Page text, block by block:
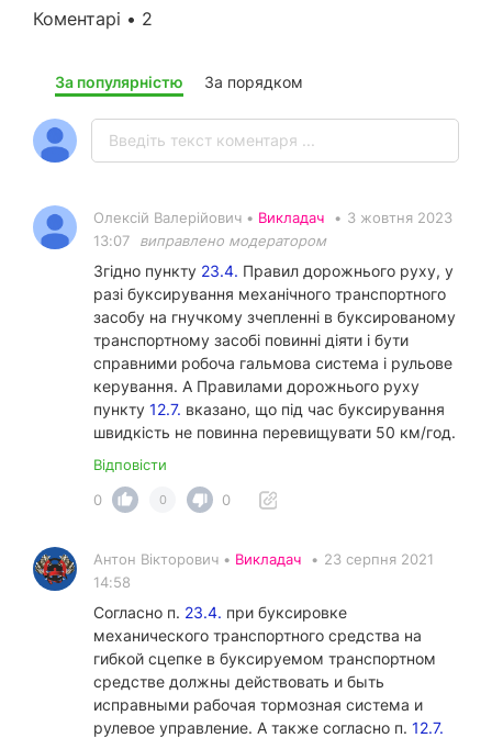
Коментарі • 2
За популярністю За порядком
Олексій Валерійович • Викладач • 3 жовтня 2023
13:07
виправлено модератором
Згідно пункту 23.4. Правил дорожнього руху, у
разі буксирування механічного транспортного
засобу на гнучкому зчепленні в буксированому
транспортному засобі повинні діяти і бути
справними робоча гальмова система і рульове
керування. А Правилами дорожнього руху
пункту 12.7. вказано, що під час буксирування
швидкість не повинна перевищувати 50 км/год.
Відповісти
0
0 0
Антон Вікторович • Викладач • 23 серпня 2021
14:58
Согласно п. 23.4. при буксировке
механического транспортного средства на
гибкой сцепке в буксируемом транспортном
средстве должны действовать и быть
исправными рабочая тормозная система и
рулевое управление. А также согласно п. 12.7.